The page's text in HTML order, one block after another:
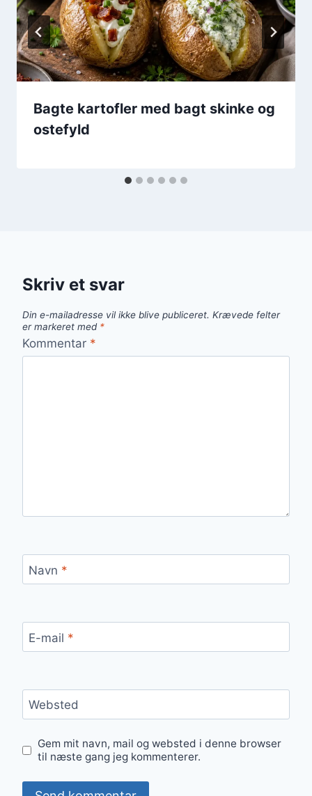
Bagte kartofler med bagt skinke og
ostefyld
Skriv et svar
Din e-mailadresse vil ikke blive publiceret. Krævede felter
er markeret med *
Kommentar *
Navn *
E-mail *
Websted
Gem mit navn, mail og websted i denne browser
til næste gang jeg kommenterer.